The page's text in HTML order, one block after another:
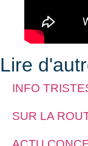
Lire
INFO
SUR LA